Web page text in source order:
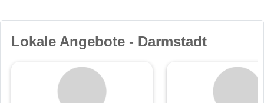
Lokale Angebote - Darmstadt